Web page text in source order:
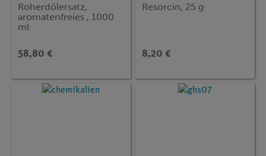
Roherdölersatz,
aromatenfreies , 1000
ml
58,80 €
Resorcin, 25 g
8,20 €